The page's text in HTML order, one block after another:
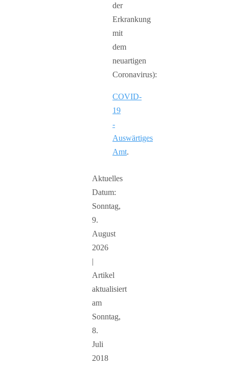
der
Erkrankung
mit
dem
neuartigen
Coronavirus):
COVID-
19
-
Auswärtiges
Amt.
Aktuelles
Datum:
Sonntag,
9.
August
2026
|
Artikel
aktualisiert
am
Sonntag,
8.
Juli
2018